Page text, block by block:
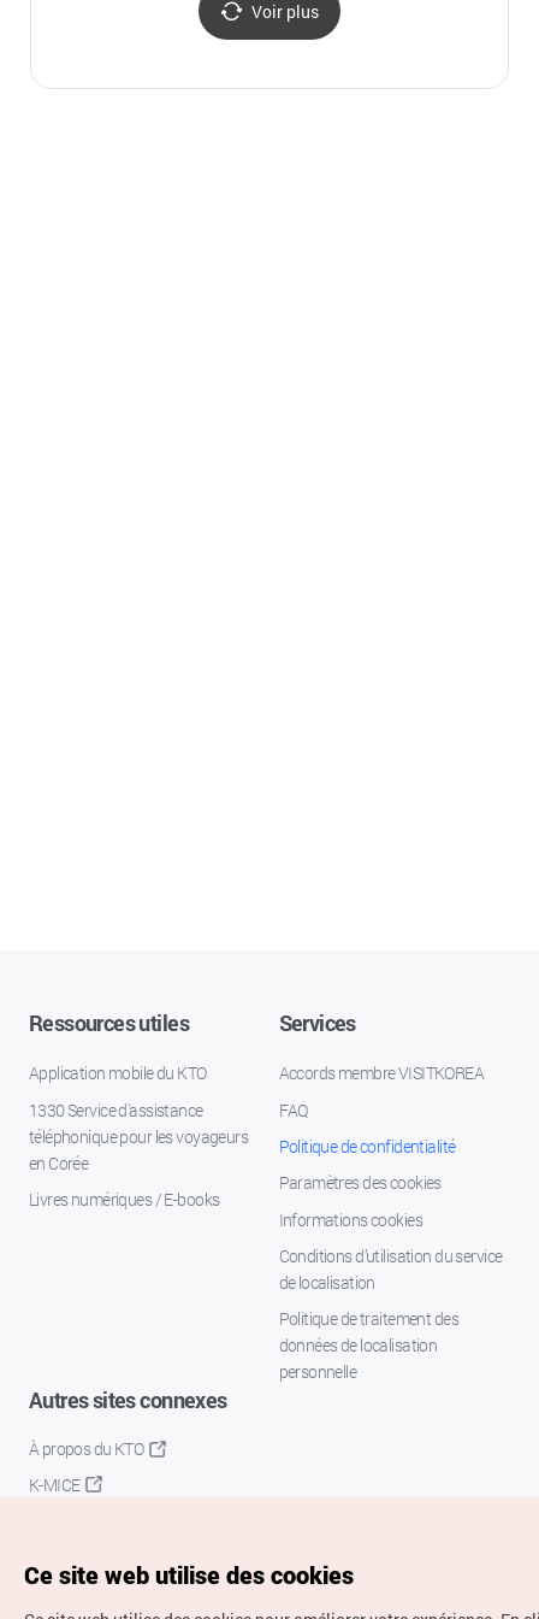
Voir plus
Ressources utiles
Application mobile du KTO
1330 Service d'assistance
téléphonique pour les voyageurs
en Corée
Livres numériques / E-books
Services
Accords membre VISITKOREA
FAQ
Politique de confidentialité
Paramètres des cookies
Informations cookies
Conditions d’utilisation du service
de localisation
Politique de traitement des
données de localisation
personnelle
Autres sites connexes
À propos du KTO
K-MICE
Ce site web utilise des cookies